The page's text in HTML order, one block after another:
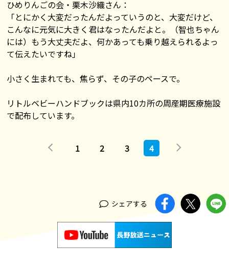
ひめりんごの会・栗木沙織さん：
「とにかく大変だったんだよっていうのと、大変だけど、
こんなに元気に大きく君はなったんだよと。（智也ちゃん
には）もう大丈夫だよ、何かあっても乗り越えられるよっ
て伝えたいですね」
小さく生まれても、焦らず、その子のペースで。
リトルベビーハンドブックは県内10カ所の周産期医療施設
で配布しています。
1 2 3 4
シェアする